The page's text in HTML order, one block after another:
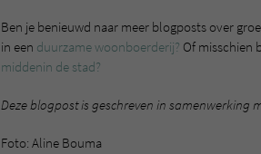
Ben je benieuwd naar meer blogposts over
in een duurzame woonboerderij? Of misschien
middenin de stad?
Deze blogpost is geschreven in samenwerking
Foto: Aline Bouma